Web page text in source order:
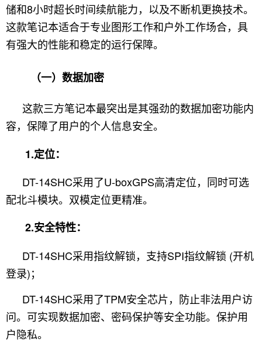
储和8小时超长时间续航能力，以及不断机更换技术。
这款笔记本适合于专业图形工作和户外工作场合，具
有强大的性能和稳定的运行保障。
（一）数据加密
这款三方笔记本最突出是其强劲的数据加密功能内
容，保障了用户的个人信息安全。
1.定位：
DT-14SHC采用了U-boxGPS高清定位，同时可选
配北斗模块。双模定位更精准。
2.安全特性：
DT-14SHC采用指纹解锁，支持SPI指纹解锁 (开机
登录)；
DT-14SHC采用了TPM安全芯片，防止非法用户访
问。可实现数据加密、密码保护等安全功能。保护用
户隐私。